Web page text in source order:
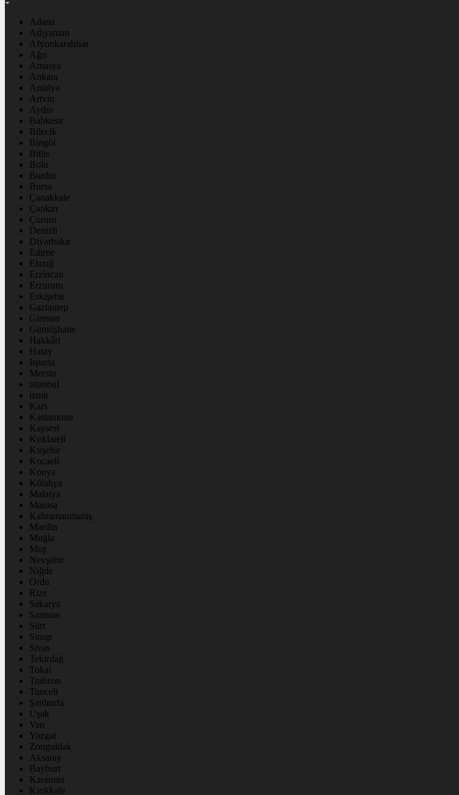
Adana
Adıyaman
Afyonkarahisar
Ağrı
Amasya
Ankara
Antalya
Artvin
Aydın
Balıkesir
Bilecik
Bingöl
Bitlis
Bolu
Burdur
Bursa
Çanakkale
Çankırı
Çorum
Denizli
Diyarbakır
Edirne
Elazığ
Erzincan
Erzurum
Eskişehir
Gaziantep
Giresun
Gümüşhane
Hakkâri
Hatay
Isparta
Mersin
istanbul
izmir
Kars
Kastamonu
Kayseri
Kırklareli
Kırşehir
Kocaeli
Konya
Kütahya
Malatya
Manisa
Kahramanmaraş
Mardin
Muğla
Muş
Nevşehir
Niğde
Ordu
Rize
Sakarya
Samsun
Siirt
Sinop
Sivas
Tekirdağ
Tokat
Trabzon
Tunceli
Şanlıurfa
Uşak
Van
Yozgat
Zonguldak
Aksaray
Bayburt
Karaman
Kırıkkale